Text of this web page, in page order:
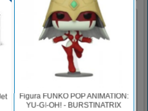
Heroes Fight – Super Stick
Super Stick Warriors in se borite
Stickmanu v mestu ter zberite
Cilj pridobiti čim več
je mesto prava ožina. Pešci
naboje!uporabite miško ali prst